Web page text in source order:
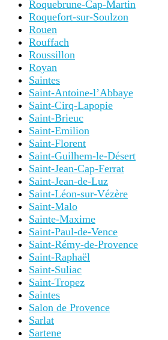
Roquebrune-Cap-Martin
Roquefort-sur-Soulzon
Rouen
Rouffach
Roussillon
Royan
Saintes
Saint-Antoine-l’Abbaye
Saint-Cirq-Lapopie
Saint-Brieuc
Saint-Emilion
Saint-Florent
Saint-Guilhem-le-Désert
Saint-Jean-Cap-Ferrat
Saint-Jean-de-Luz
Saint-Léon-sur-Vézère
Saint-Malo
Sainte-Maxime
Saint-Paul-de-Vence
Saint-Rémy-de-Provence
Saint-Raphaël
Saint-Suliac
Saint-Tropez
Saintes
Salon de Provence
Sarlat
Sartene